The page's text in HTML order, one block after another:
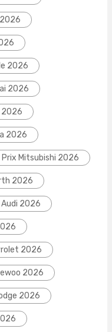
2026
2026
2026
2026
Prix Mitsubishi 2026
2026
Audi 2026
2026
2026
2026